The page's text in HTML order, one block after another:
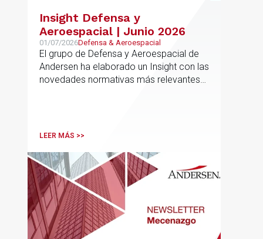
Insight Defensa y
Aeroespacial | Junio 2026
01/07/2026Defensa & Aeroespacial
El grupo de Defensa y Aeroespacial de
Andersen ha elaborado un Insight con las
novedades normativas más relevantes
LEER MÁS >>